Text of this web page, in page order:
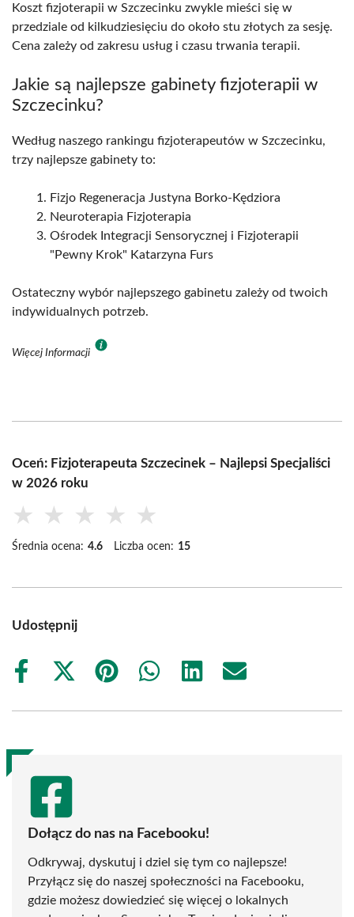
Koszt fizjoterapii w Szczecinku zwykle mieści się w
przedziale od kilkudziesięciu do około stu złotych za sesję.
Cena zależy od zakresu usług i czasu trwania terapii.
Jakie są najlepsze gabinety fizjoterapii w
Szczecinku?
Według naszego rankingu fizjoterapeutów w Szczecinku,
trzy najlepsze gabinety to:
Fizjo Regeneracja Justyna Borko-Kędziora
Neuroterapia Fizjoterapia
Ośrodek Integracji Sensorycznej i Fizjoterapii
"Pewny Krok" Katarzyna Furs
Ostateczny wybór najlepszego gabinetu zależy od twoich
indywidualnych potrzeb.
Więcej Informacji
Oceń: Fizjoterapeuta Szczecinek – Najlepsi Specjaliści
w 2026 roku
★ ★ ★ ★ ★
Średnia ocena: 4.6 Liczba ocen: 15
Udostępnij
Share
Share
(Twitter)
Share
Share
Share
Share
Dołącz do nas na Facebooku!
Odkrywaj, dyskutuj i dziel się tym co najlepsze!
Przyłącz się do naszej społeczności na Facebooku,
gdzie możesz dowiedzieć się więcej o lokalnych